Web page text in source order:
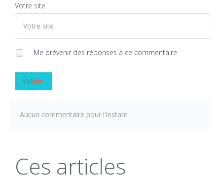
Votre site
Me prévenir des réponses à ce commentaire
Valider
Aucun commentaire pour l'instant
Ces articles